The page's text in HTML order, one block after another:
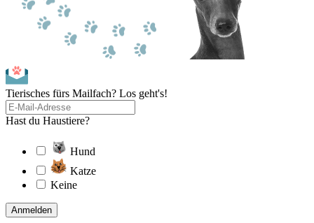
Tierisches fürs Mailfach? Los geht's!
Hast du Haustiere?
Hund
Katze
Keine
Anmelden